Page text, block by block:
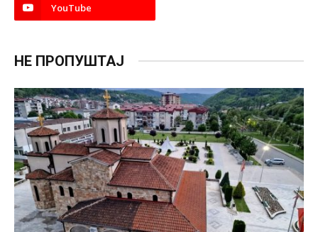
YouTube
НЕ ПРОПУШТАЈ